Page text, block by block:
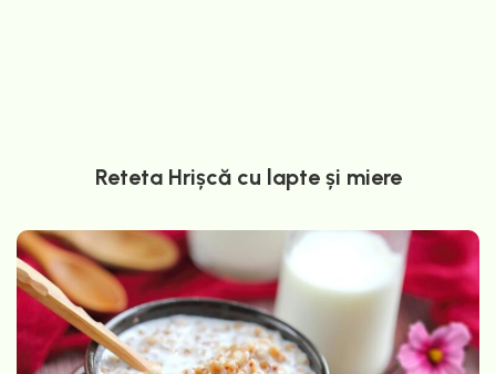
Reteta Hrișcă cu lapte și miere